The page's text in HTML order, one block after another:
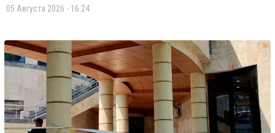
05 Августа 2026 - 16:24